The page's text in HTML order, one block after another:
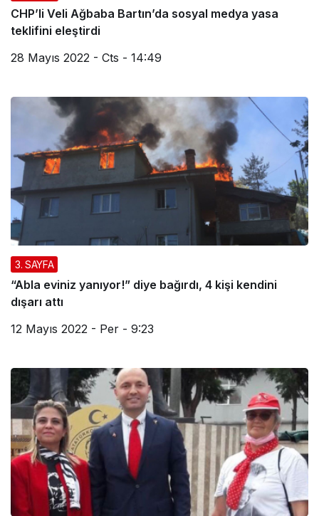
CHP’li Veli Ağbaba Bartın’da sosyal medya yasa
teklifini eleştirdi
28 Mayıs 2022 - Cts - 14:49
3. SAYFA
“Abla eviniz yanıyor!” diye bağırdı, 4 kişi kendini
dışarı attı
12 Mayıs 2022 - Per - 9:23